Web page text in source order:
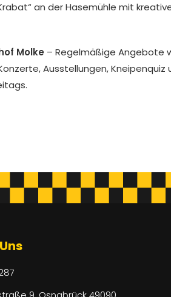
an der Hasemühle mit
Molke – Regelmäßige Angebote
Ausstellungen, Kneipenquiz